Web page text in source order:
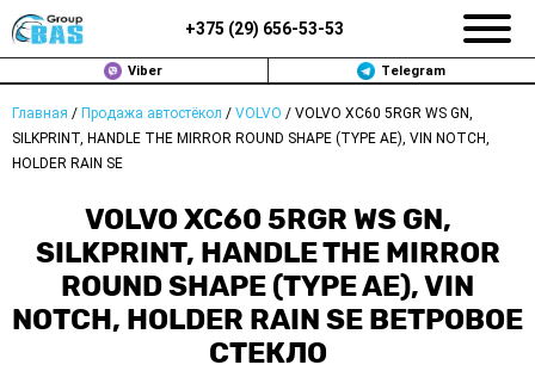
+375 (29) 656-53-53
Viber Telegram
Главная / Продажа автостёкол / VOLVO / VOLVO XC60 5RGR WS GN,
SILKPRINT, HANDLE THE MIRROR ROUND SHAPE (TYPE AE), VIN NOTCH,
HOLDER RAIN SE
VOLVO XC60 5RGR WS GN,
SILKPRINT, HANDLE THE MIRROR
ROUND SHAPE (TYPE AE), VIN
NOTCH, HOLDER RAIN SE ВЕТРОВОЕ
СТЕКЛО
ЗАМЕНА АВТОСТЕКОЛ В МИНСКЕ
ДОП. УСЛУГИ